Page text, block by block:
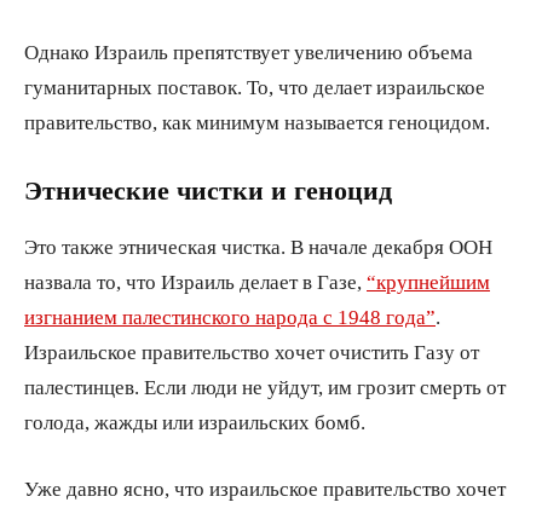
Однако Израиль препятствует увеличению объема
гуманитарных поставок. То, что делает израильское
правительство, как минимум называется геноцидом.
Этнические чистки и геноцид
Это также этническая чистка. В начале декабря ООН
назвала то, что Израиль делает в Газе, “крупнейшим
изгнанием палестинского народа с 1948 года”
Израильское правительство хочет очистить Газу от
палестинцев. Если люди не уйдут, им грозит смерть от
голода, жажды или израильских бомб.
Уже давно ясно, что израильское правительство хочет